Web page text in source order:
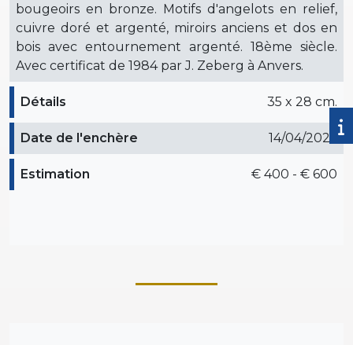
bougeoirs en bronze. Motifs d'angelots en relief,
cuivre doré et argenté, miroirs anciens et dos en
bois avec entournement argenté. 18ème siècle.
Avec certificat de 1984 par J. Zeberg à Anvers.
Détails 35 x 28 cm.
Date de l'enchère 14/04/2026
Estimation € 400 - € 600